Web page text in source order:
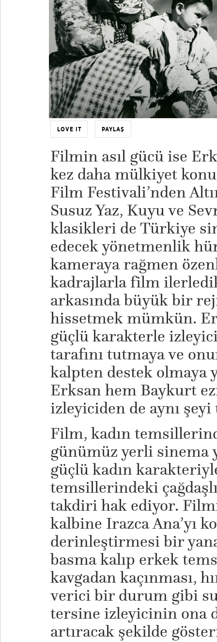
LOVE IT PAYLAŞ
Filmin asıl gücü ise
kez daha mülkiyet
Film Festivali’nden
Susuz Yaz, Kuyu ve
klasikleri de Türkiye
edecek yönetmenlik
kameraya rağmen
kadrajlarla film
arkasında büyük bir
hissetmek mümkün.
güçlü karakterle
tarafını tutmaya ve
kalpten destek
Erksan hem Baykurt
izleyiciden de aynı
Film, kadın
günümüz yerli sinema
güçlü kadın
temsillerindeki
takdiri hak ediyor.
kalbine Irazca Ana’yı
derinleştirmesi bir
basma kalıp erkek
kavgadan kaçınması,
verici bir durum gibi
tersine izleyicinin ona
artıracak şekilde